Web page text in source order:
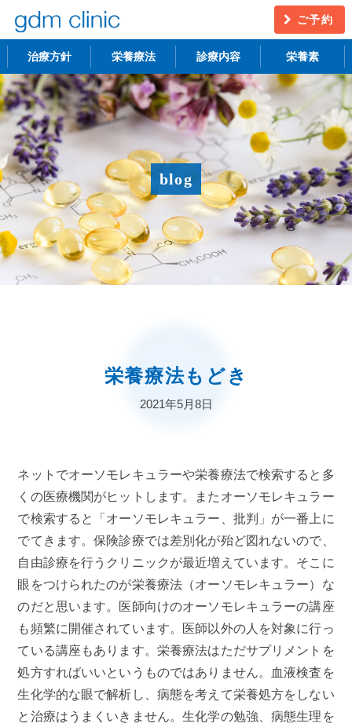
ご予約
治療方針 栄養療法 診療内容
不妊治療 うつ・慢性疲労
アンチエイジング 更年期障害
アトピー性皮膚炎 ニキビ・シミ
レーザー脱毛 月経
栄養素
blog
栄養療法もどき
2021年5月8日
ネットでオーソモレキュラーや栄養療法で検索すると多
くの医療機関がヒットします。またオーソモレキュラー
で検索すると「オーソモレキュラー、批判」が一番上に
でてきます。保険診療では差別化が殆ど図れないので、
自由診療を行うクリニックが最近増えています。そこに
眼をつけられたのが栄養療法（オーソモレキュラー）な
のだと思います。医師向けのオーソモレキュラーの講座
も頻繁に開催されています。医師以外の人を対象に行っ
ている講座もあります。栄養療法はただサプリメントを
処方すればいいというものではありません。血液検査を
生化学的な眼で解析し、病態を考えて栄養処方をしない
と治療はうまくいきません。生化学の勉強、病態生理を